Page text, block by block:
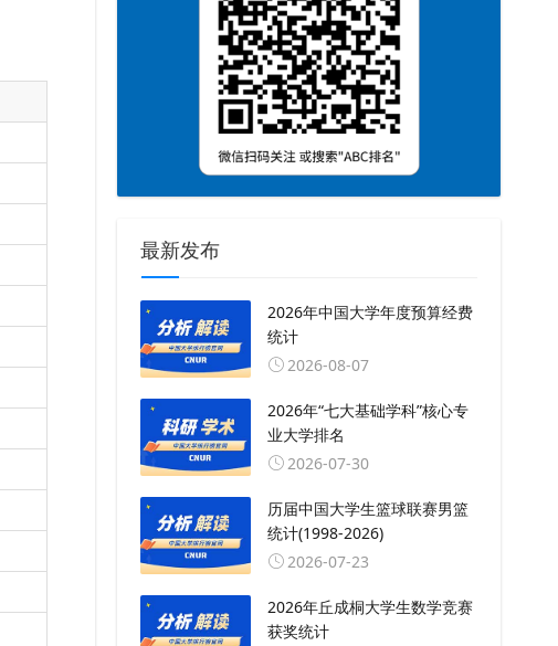
最新发布
2026年中国大学年度预算经费
统计
2026-08-07
2026年“七大基础学科”核心专
业大学排名
2026-07-30
历届中国大学生篮球联赛男篮
统计(1998-2026)
2026-07-23
2026年丘成桐大学生数学竞赛
获奖统计